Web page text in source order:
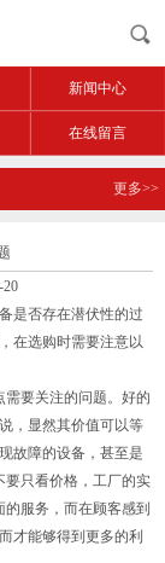
新闻中心
在线留言
更多>>
是否存在潜伏性的过
在选购时需要注意以
要关注的问题。好的
，显然其价值可以等
故障的设备，甚至是
只看价格，工厂的实
服务，而在顾客感到
才能够得到更多的利